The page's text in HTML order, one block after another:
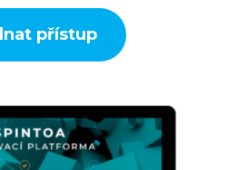
přístup